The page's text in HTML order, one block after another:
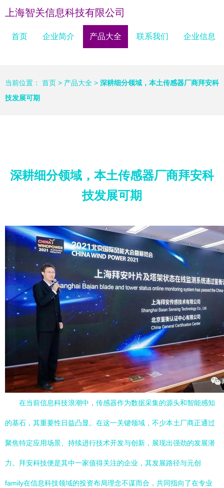
上海智关信息科技有限公司
首页 企业简介 产品大全 联系我们 企业信息
当前位置： 首页 > 产品大全 > 深耕细分领域，本土传感器厂商拜安科
技发展可期
深耕细分领域，本土传感器厂商拜安科
技发展可期
在当前信息科技浪潮中，传感器作为数据采集的源头和智能感知
的基石，其重要性日益凸显。在这一关键领域，不少本土厂商正通过
聚焦特定应用场景、持续进行技术开发与创新，展现出强劲的发展潜
力。拜安科技便是其中一家值得关注的企业，其发展路径与元创
family在信息科技领域的投资布局理念不谋而合，共同指向了在专业